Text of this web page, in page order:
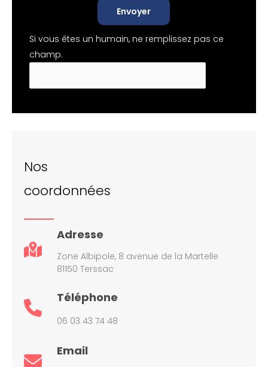
Envoyer
Si vous êtes un humain, ne remplissez pas ce
champ.
Nos
coordonnées
Adresse
Zone Albipole, 8 avenue de la Martelle
81150 Terssac
Téléphone
06 03 43 74 48
Email